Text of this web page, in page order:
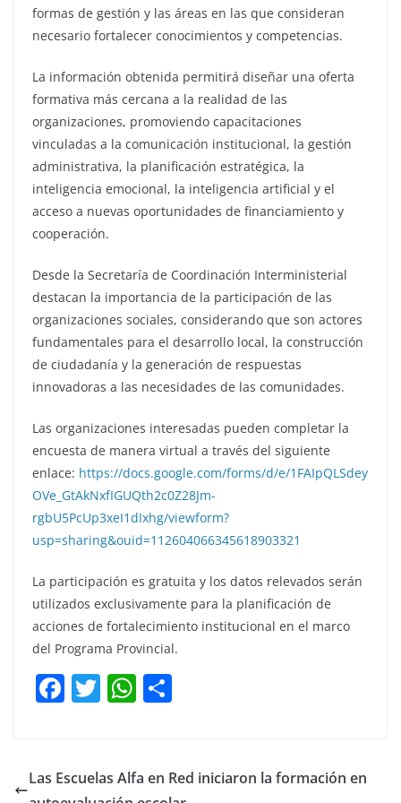
formas de gestión y las áreas en las que consideran
necesario fortalecer conocimientos y competencias.
La información obtenida permitirá diseñar una oferta
formativa más cercana a la realidad de las
organizaciones, promoviendo capacitaciones
vinculadas a la comunicación institucional, la gestión
administrativa, la planificación estratégica, la
inteligencia emocional, la inteligencia artificial y el
acceso a nuevas oportunidades de financiamiento y
cooperación.
Desde la Secretaría de Coordinación Interministerial
destacan la importancia de la participación de las
organizaciones sociales, considerando que son actores
fundamentales para el desarrollo local, la construcción
de ciudadanía y la generación de respuestas
innovadoras a las necesidades de las comunidades.
Las organizaciones interesadas pueden completar la
encuesta de manera virtual a través del siguiente
enlace: https://docs.google.com/forms/d/e/1FAIpQLSdey
OVe_GtAkNxfIGUQth2c0Z28Jm-
rgbU5PcUp3xeI1dIxhg/viewform?
usp=sharing&ouid=112604066345618903321
La participación es gratuita y los datos relevados serán
utilizados exclusivamente para la planificación de
acciones de fortalecimiento institucional en el marco
del Programa Provincial.
F
e
T
er
W
s p
Las Escuelas Alfa en Red iniciaron la formación en